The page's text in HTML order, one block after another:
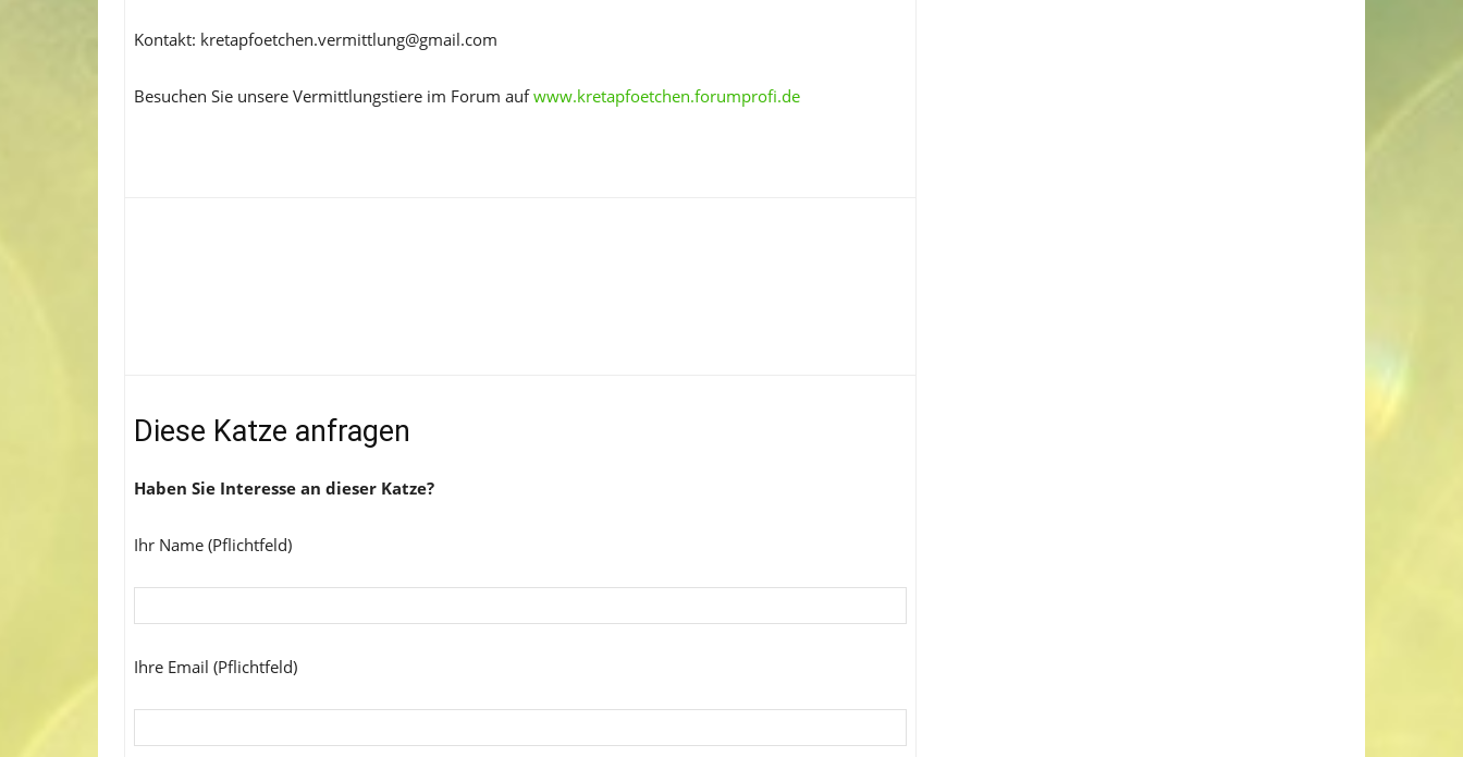
Kontakt: kretapfoetchen.vermittlung@gmail.com
Besuchen Sie unsere Vermittlungstiere im Forum aufwww.kretapfoetchen.forumprofi.de
Diese Katze anfragen
Haben Sie Interesse an dieser Katze?
Ihr Name (Pflichtfeld)
Ihre Email (Pflichtfeld)